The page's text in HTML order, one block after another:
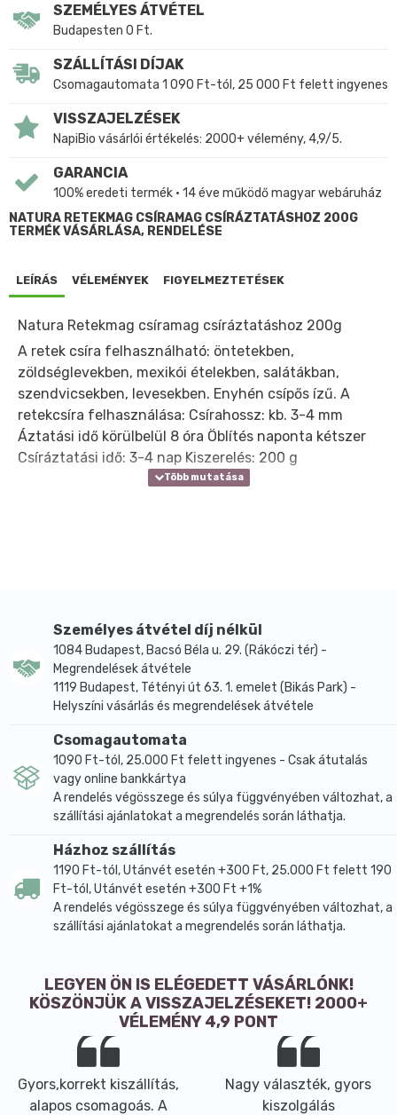
SZEMÉLYES ÁTVÉTEL
Budapesten 0 Ft.
SZÁLLÍTÁSI DÍJAK
Csomagautomata 1 090 Ft-tól, 25 000 Ft felett ingyenes
VISSZAJELZÉSEK
NapiBio vásárlói értékelés: 2000+ vélemény, 4,9/5.
GARANCIA
100% eredeti termék • 14 éve működő magyar webáruház
NATURA RETEKMAG CSÍRAMAG CSÍRÁZTATÁSHOZ 200G
TERMÉK VÁSÁRLÁSA, RENDELÉSE
LEÍRÁS VÉLEMÉNYEK FIGYELMEZTETÉSEK
Natura Retekmag csíramag csíráztatáshoz 200g
A retek csíra felhasználható: öntetekben,
zöldséglevekben, mexikói ételekben, salátákban,
szendvicsekben, levesekben. Enyhén csípős ízű. A
retekcsíra felhasználása: Csírahossz: kb. 3-4 mm
Áztatási idő körülbelül 8 óra Öblítés naponta kétszer
Csíráztatási idő: 3-4 nap Kiszerelés: 200 g
Személyes átvétel díj nélkül
1084 Budapest, Bacsó Béla u. 29. (Rákóczi tér) -
Megrendelések átvétele
1119 Budapest, Tétényi út 63. 1. emelet (Bikás Park) -
Helyszíni vásárlás és megrendelések átvétele
Csomagautomata
1090 Ft-tól, 25.000 Ft felett ingyenes - Csak átutalás
vagy online bankkártya
A rendelés végösszege és súlya függvényében változhat, a
szállítási ajánlatokat a megrendelés során láthatja.
Házhoz szállítás
1190 Ft-tól, Utánvét esetén +300 Ft, 25.000 Ft felett 190
Ft-tól, Utánvét esetén +300 Ft +1%
A rendelés végösszege és súlya függvényében változhat, a
szállítási ajánlatokat a megrendelés során láthatja.
LEGYEN ÖN IS ELÉGEDETT VÁSÁRLÓNK!
KÖSZÖNJÜK A VISSZAJELZÉSEKET! 2000+
VÉLEMÉNY 4,9 PONT
Gyors,korrekt kiszállítás,
alapos csomagoás. A
Nagy választék, gyors
kiszolgálás